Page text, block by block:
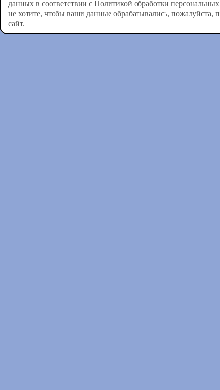
данных в соответствии с Политикой обработки
не хотите, чтобы ваши данные обрабатывались, пожалуйста,
сайт.